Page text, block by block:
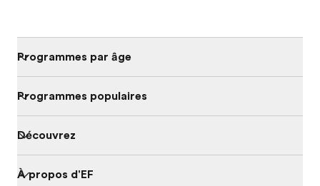
Programmes par âge
Programmes populaires
Découvrez
À propos d'EF